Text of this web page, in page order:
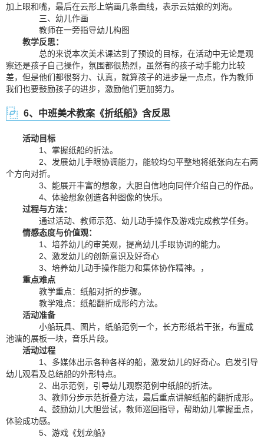
加上眼和嘴，最后在云形上端画几条曲线，表示云姑娘的刘海。
三、幼儿作画
教师在一旁指导幼儿构图
教学反思：
总的来说本次美术课达到了预设的目标，在活动中无论是观
察还是孩子自己操作，氛围都很热烈，虽然有的孩子动手能力比较
差，但是他们都很努力、认真，就算孩子的进步是一点点，作为教师
我们也要鼓励孩子的进步，激励他们更加努力。
6、中班美术教案《折纸船》含反思
活动目标
1、掌握纸船的折法。
2、发展幼儿手眼协调能力，能较均匀平整地将纸张向左右两
个方向对折。
3、能展开丰富的想象，大胆自信地向同伴介绍自己的作品。
4、体验想象创造各种图像的快乐。
过程与方法：
通过活动、教师示范、幼儿动手操作及游戏完成教学任务。
情感态度与价值观：
1、培养幼儿的审美观，提高幼儿手眼协调的能力。
2、激发幼儿的创新意识及好奇心
3、培养幼儿动手操作能力和集体协作精神。，
重点难点
教学重点：纸船对折的步骤。
教学难点：纸船翻折成形的方法。
活动准备
小船玩具、图片，纸船范例一个，长方形纸若干张，布置成
池溏的展板一块，音乐片段。
活动过程
1、多媒体出示各种各样的船，激发幼儿的好奇心。启发引导
幼儿观看及总结船的外形特点。
2、出示范例，引导幼儿观察范例中纸船的折法。
3、教师分步示范折叠方法，最后重点讲解纸船的翻折成形。
4、鼓励幼儿大胆尝试，教师巡回指导，帮助幼儿掌握重点，
体验成功感。
5、游戏《划龙船》